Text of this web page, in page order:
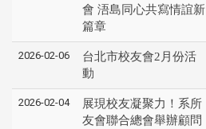
會 浯島同心共寫情誼新
篇章
2026-02-06
台北市校友會2月份活
動
2026-02-04
展現校友凝聚力！系所
友會聯合總會舉辦顧問